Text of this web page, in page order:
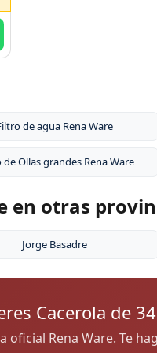
de agua Rena Ware
de Ollas grandes Rena Ware
en otras
Jorge Basadre
Cacerola de
oficial Rena Ware. Te